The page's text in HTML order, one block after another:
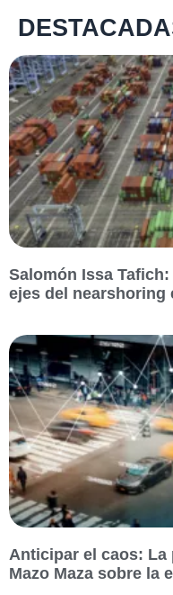
Salomón Issa
ejes del nearshoring
Anticipar el caos: La
Mazo Maza sobre la